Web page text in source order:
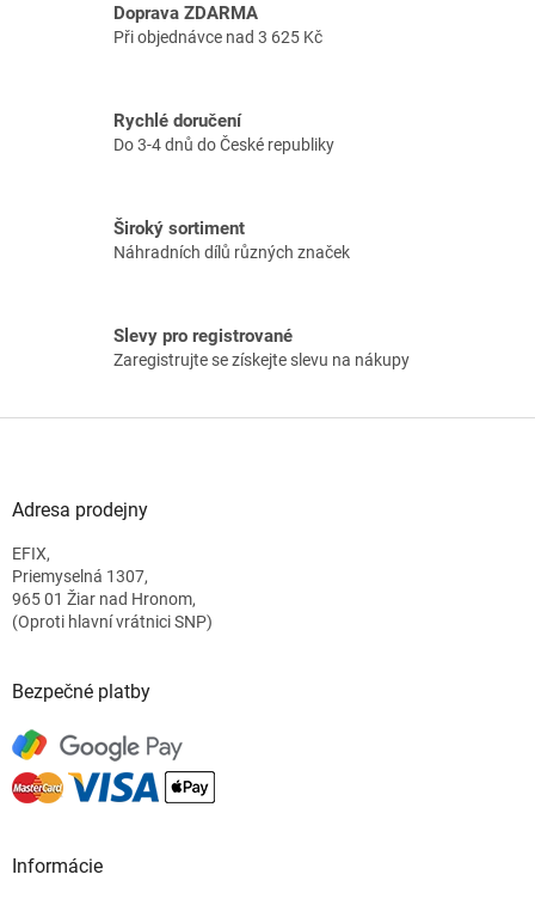
í
y
i
s
n
í
Doprava ZDARMA
Při objednávce nad 3 625 Kč
Rychlé doručení
Do 3-4 dnů do České republiky
Široký sortiment
Náhradních dílů různých značek
Slevy pro registrované
Zaregistrujte se získejte slevu na nákupy
Adresa prodejny
EFIX,
Priemyselná 1307,
965 01 Žiar nad Hronom,
(Oproti hlavní vrátnici SNP)
Bezpečné platby
Informácie